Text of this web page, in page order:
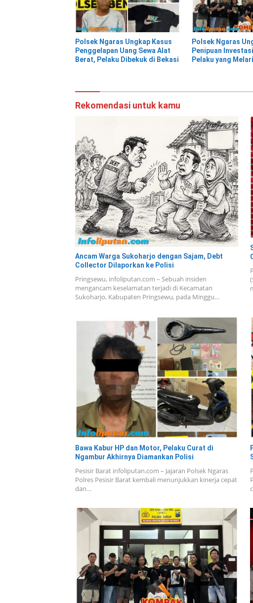
Polsek Ngaras Ungkap Kasus
Penggelapan Uang Sewa Alat
Berat, Pelaku Dibekuk di Bekasi
Polsek Ngaras
Penipuan
Pelaku yang
Rekomendasi untuk kamu
Ancam Warga Sukoharjo dengan Sajam, Debt
Collector Dilaporkan ke Polisi
Pringsewu, infoliputan.com – Sebuah insiden
mengancam keselamatan terjadi di Kecamatan
Sukoharjo, Kabupaten Pringsewu, pada Minggu…
Bawa Kabur HP dan Motor, Pelaku Curat di
Ngambur Akhirnya Diamankan Polisi
Pesisir Barat infoliputan.com – Jajaran Polsek Ngaras
Polres Pesisir Barat kembali menunjukkan kinerja cepat
dan…